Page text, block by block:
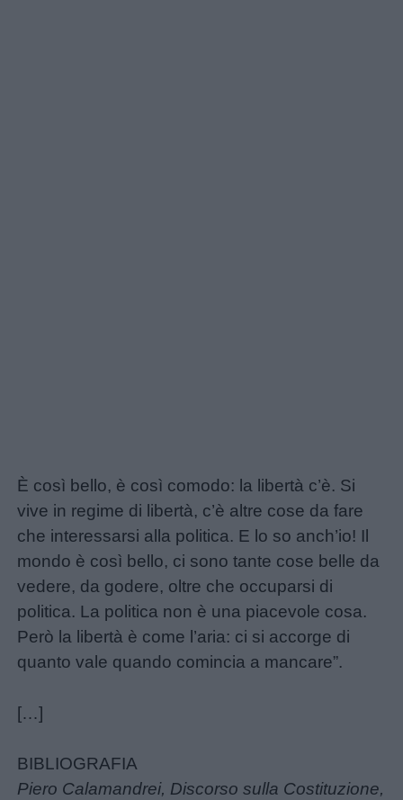
È così bello, è così comodo: la libertà c’è. Si
vive in regime di libertà, c’è altre cose da fare
che interessarsi alla politica. E lo so anch’io! Il
mondo è così bello, ci sono tante cose belle da
vedere, da godere, oltre che occuparsi di
politica. La politica non è una piacevole cosa.
Però la libertà è come l’aria: ci si accorge di
quanto vale quando comincia a mancare”.
[…]
BIBLIOGRAFIA
Piero Calamandrei, Discorso sulla Costituzione,